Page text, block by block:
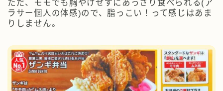
ただ、モモでも胸やけせずにあっさり食べられる(ア
ラサー個人の体感)ので、脂っこい！って感じはあま
りしません。